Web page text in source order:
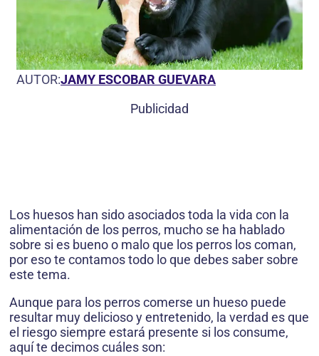
AUTOR:JAMY ESCOBAR GUEVARA
Publicidad
Los huesos han sido asociados toda la vida con la
alimentación de los perros, mucho se ha hablado
sobre si es bueno o malo que los perros los coman,
por eso te contamos todo lo que debes saber sobre
este tema.
Aunque para los perros comerse un hueso puede
resultar muy delicioso y entretenido, la verdad es que
el riesgo siempre estará presente si los consume,
aquí te decimos cuáles son: